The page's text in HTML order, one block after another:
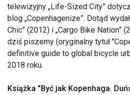
telewizyjny „Life-Sized City”
blog „Copenhagenize”. Dotąd
Chic” (2012) i „Cargo Bike Nation”
dziś piszemy (oryginalny tytuł
definitive guide to global bicycle
2018 roku.
Książka "Być jak Kopenhaga.